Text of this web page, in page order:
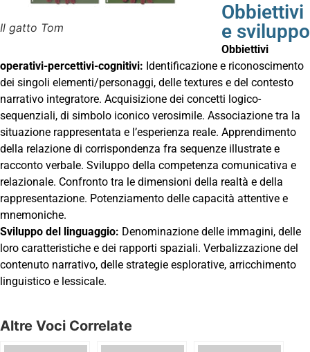
Il gatto Tom
Obbiettivi
e sviluppo
Obbiettivi
operativi-percettivi-cognitivi: Identificazione e riconoscimento
dei singoli elementi/personaggi, delle textures e del contesto
narrativo integratore. Acquisizione dei concetti logico-
sequenziali, di simbolo iconico verosimile. Associazione tra la
situazione rappresentata e l’esperienza reale. Apprendimento
della relazione di corrispondenza fra sequenze illustrate e
racconto verbale. Sviluppo della competenza comunicativa e
relazionale. Confronto tra le dimensioni della realtà e della
rappresentazione. Potenziamento delle capacità attentive e
mnemoniche.
Sviluppo del linguaggio: Denominazione delle immagini, delle
loro caratteristiche e dei rapporti spaziali. Verbalizzazione del
contenuto narrativo, delle strategie esplorative, arricchimento
linguistico e lessicale.
Altre Voci Correlate